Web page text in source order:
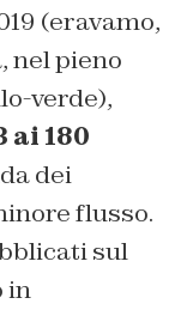
(eravamo,
nel pieno
verde),
ai 180
dei
flusso.
sul
in